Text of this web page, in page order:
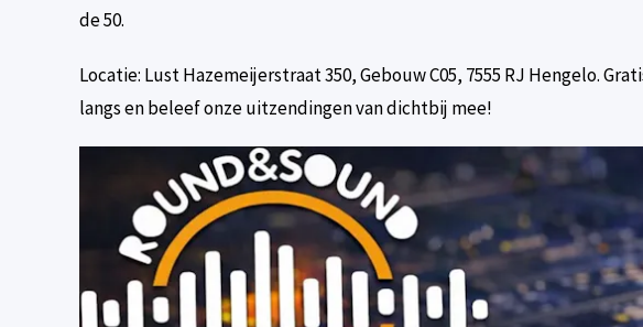
de 50.
Locatie: Lust Hazemeijerstraat 350, Gebouw C05, 7555 RJ Hengelo.
langs en beleef onze uitzendingen van dichtbij mee!